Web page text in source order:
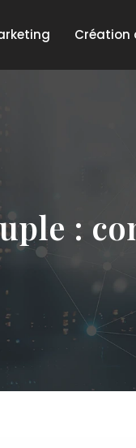
Création
: